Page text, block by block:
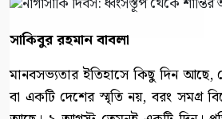
সাকিবুর রহমান বাবলা
মানবসভ্যতার ইতিহাসে কিছু দিন
বা একটি দেশের স্মৃতি নয়, বরং সমগ্র